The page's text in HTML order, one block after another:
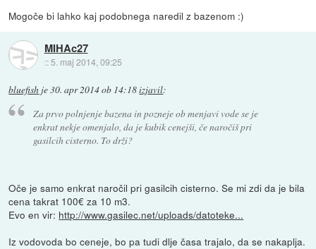
Mogoče bi lahko kaj podobnega naredil z bazenom :)
MIHAc27
:: 5. maj 2014, 09:25
bluefish je30. apr 2014 ob 14:18izjavil:
Za prvo polnjenje bazena in pozneje ob menjavi vode se je
enkrat nekje omenjalo, da je kubik cenejši, če naročiš pri
gasilcih cisterno. To drži?
Oče je samo enkrat naročil pri gasilcih cisterno. Se mi zdi da je bila
cena takrat 100€ za 10 m3.
Evo en vir: http://www.gasilec.net/uploads/datoteke...
Iz vodovoda bo ceneje, bo pa tudi dlje časa trajalo, da se nakaplja.